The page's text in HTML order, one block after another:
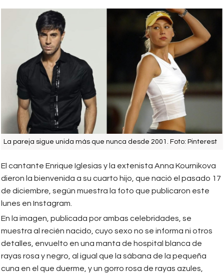
La pareja sigue unida más que nunca desde 2001. Foto: Pinterest
El cantante Enrique Iglesias y la extenista Anna Kournikova
dieron la bienvenida a su cuarto hijo, que nació el pasado 17
de diciembre, según muestra la foto que publicaron este
lunes en Instagram.
En la imagen, publicada por ambas celebridades, se
muestra al recién nacido, cuyo sexo no se informa ni otros
detalles, envuelto en una manta de hospital blanca de
rayas rosa y negro, al igual que la sábana de la pequeña
cuna en el que duerme, y un gorro rosa de rayas azules,